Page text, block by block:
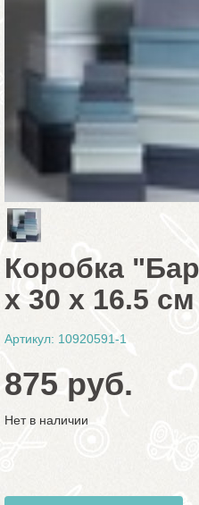
Коробка
х 30 х 16.5
Артикул: 10920591-1
875 руб.
Нет в наличии